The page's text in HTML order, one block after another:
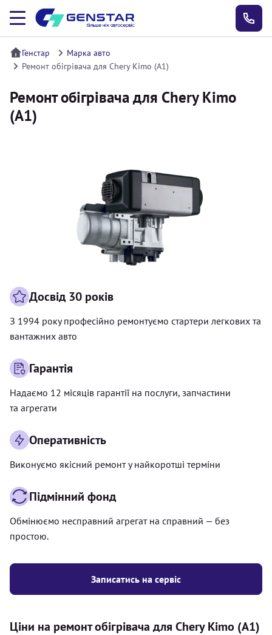
Генстар
Марка авто
Ремонт обігрівача для Chery Kimo (A1)
Ремонт обігрівача для Chery Kimo
(A1)
Записатись на сервіс
Досвід 30 років
З 1994 року професійно ремонтуємо стартери легкових та
вантажних авто
Гарантія
Надаємо 12 місяців гарантії на послуги, запчастини
та агрегати
Оперативність
Виконуємо якісний ремонт у найкоротші терміни
Підмінний фонд
Обмінюємо несправний агрегат на справний — без
простою.
Ціни на ремонт обігрівача для Chery Kimo (A1)